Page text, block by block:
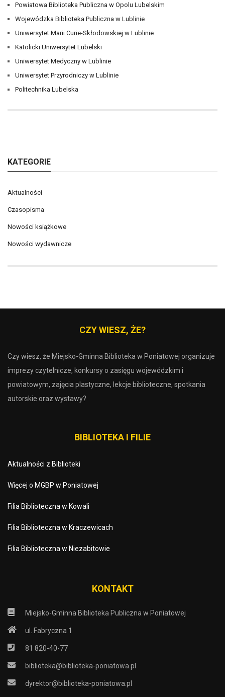
Powiatowa Biblioteka Publiczna w Opolu Lubelskim
Wojewódzka Biblioteka Publiczna w Lublinie
Uniwersytet Marii Curie-Skłodowskiej w Lublinie
Katolicki Uniwersytet Lubelski
Uniwersytet Medyczny w Lublinie
Uniwersytet Przyrodniczy w Lublinie
Politechnika Lubelska
KATEGORIE
Aktualności
Czasopisma
Nowości książkowe
Nowości wydawnicze
CZY WIESZ, ŻE?
Czy wiesz, że Miejsko-Gminna Biblioteka w Poniatowej organizuje
imprezy czytelnicze, konkursy o zasięgu wojewódzkim i
powiatowym, zajęcia plastyczne, lekcje biblioteczne, spotkania
autorskie oraz wystawy?
BIBLIOTEKA I FILIE
Aktualności z Biblioteki
Więcej o MGBP w Poniatowej
Filia Biblioteczna w Kowali
Filia Biblioteczna w Kraczewicach
Filia Biblioteczna w Niezabitowie
KONTAKT
Miejsko-Gminna Biblioteka Publiczna w Poniatowej
ul. Fabryczna 1
81 820-40-77
biblioteka@biblioteka-poniatowa.pl
dyrektor@biblioteka-poniatowa.pl